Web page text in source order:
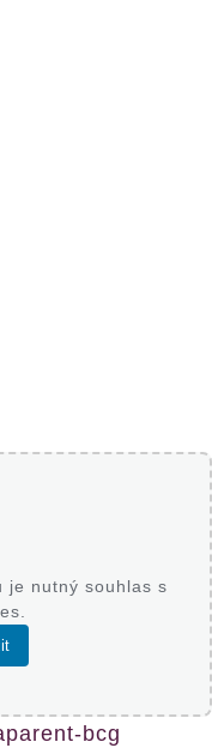
je nutný souhlas s